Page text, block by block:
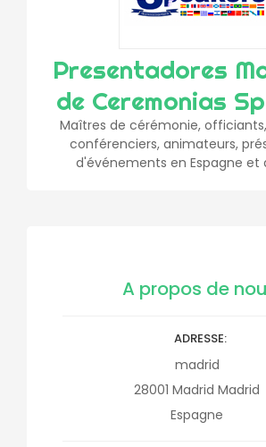
Presentadores
de Ceremonias
Maîtres de cérémonie,
conférenciers, animateurs,
d'événements en Espagne et
A propos de
ADRESSE
madrid
28001 Madrid Madrid
Espagne